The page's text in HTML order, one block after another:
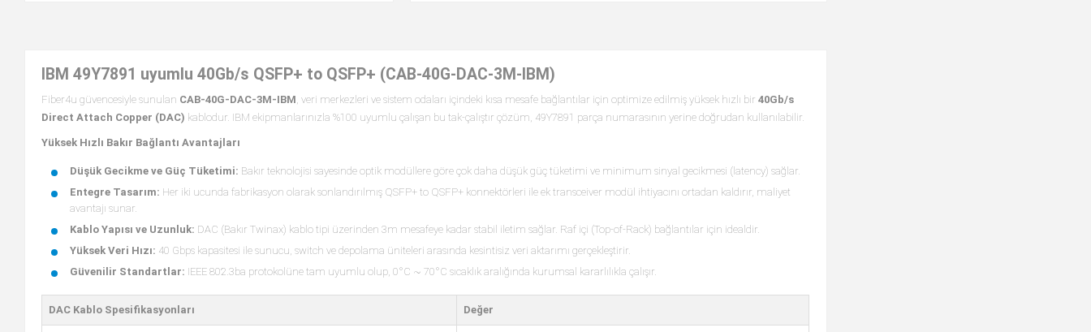
IBM 49Y7891 uyumlu 40Gb/s QSFP+ to QSFP+ (CAB-40G-DAC-3M-IBM)
Fiber4u güvencesiyle sunulan CAB-40G-DAC-3M-IBM, veri merkezleri ve sistem odaları içindeki kısa mesafe bağlantılar için optimize edilmiş yüksek hızlı bir 40Gb/s
Direct Attach Copper (DAC) kablodur. IBM ekipmanlarınızla %100 uyumlu çalışan bu tak-çalıştır çözüm, 49Y7891 parça numarasının yerine doğrudan kullanılabilir.
Yüksek Hızlı Bakır Bağlantı Avantajları
Düşük Gecikme ve Güç Tüketimi: Bakır teknolojisi sayesinde optik modüllere göre çok daha düşük güç tüketimi ve minimum sinyal gecikmesi (latency) sağlar.
Entegre Tasarım: Her iki ucunda fabrikasyon olarak sonlandırılmış QSFP+ to QSFP+ konnektörleri ile ek transceiver modül ihtiyacını ortadan kaldırır, maliyet
avantajı sunar.
Kablo Yapısı ve Uzunluk: DAC (Bakır Twinax) kablo tipi üzerinden 3m mesafeye kadar stabil iletim sağlar. Raf içi (Top-of-Rack) bağlantılar için idealdir.
Yüksek Veri Hızı: 40 Gbps kapasitesi ile sunucu, switch ve depolama üniteleri arasında kesintisiz veri aktarımı gerçekleştirir.
Güvenilir Standartlar: IEEE 802.3ba protokolüne tam uyumlu olup, 0°C ~ 70°C sıcaklık aralığında kurumsal kararlılıkla çalışır.
DAC Kablo Spesifikasyonları Değer